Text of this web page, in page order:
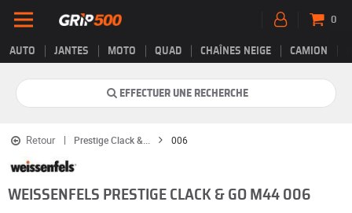
AUTO JANTES MOTO QUAD CHAÎNES NEIGE CAMION
0
EFFECTUER UNE RECHERCHE
Retour Prestige Clack &... 006
WEISSENFELS PRESTIGE CLACK & GO M44 006